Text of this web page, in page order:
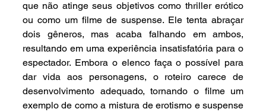
que não atinge seus objetivos como thriller erótico
ou como um filme de suspense. Ele tenta abraçar
dois gêneros, mas acaba falhando em ambos,
resultando em uma experiência insatisfatória para o
espectador. Embora o elenco faça o possível para
dar vida aos personagens, o roteiro carece de
desenvolvimento adequado, tornando o filme um
exemplo de como a mistura de erotismo e suspense